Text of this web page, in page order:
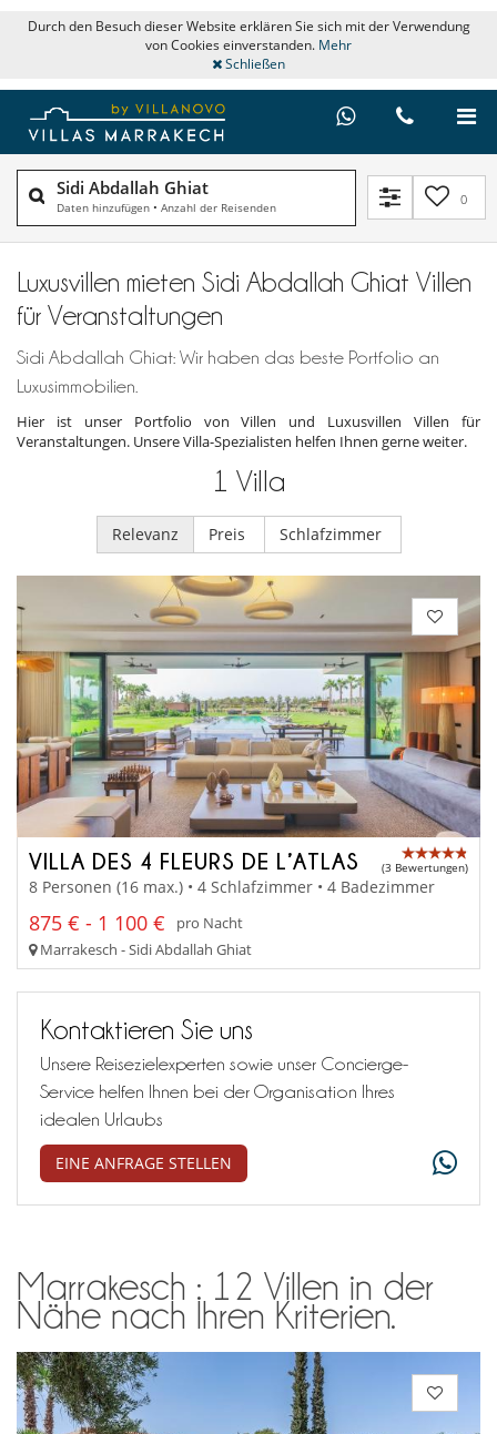
Durch den Besuch dieser Website erklären Sie sich mit der Verwendung
von Cookies einverstanden. Mehr
Schließen
Sidi Abdallah Ghiat
Daten hinzufügen • Anzahl der Reisenden 0
Luxusvillen mieten Sidi Abdallah Ghiat Villen
für Veranstaltungen
Sidi Abdallah Ghiat: Wir haben das beste Portfolio an
Luxusimmobilien.
Hier ist unser Portfolio von Villen und Luxusvillen Villen für
Veranstaltungen. Unsere Villa-Spezialisten helfen Ihnen gerne weiter.
1 Villa
Relevanz Preis Schlafzimmer
VILLA DES 4 FLEURS DE L’ATLAS (3 Bewertungen)
8 Personen (16 max.) • 4 Schlafzimmer • 4 Badezimmer
875 € - 1 100 €
pro Nacht
Marrakesch - Sidi Abdallah Ghiat
Kontaktieren Sie uns
Unsere Reisezielexperten sowie unser Concierge-
Service helfen Ihnen bei der Organisation Ihres
idealen Urlaubs
EINE ANFRAGE STELLEN
Marrakesch : 12 Villen in der
Nähe nach Ihren Kriterien.